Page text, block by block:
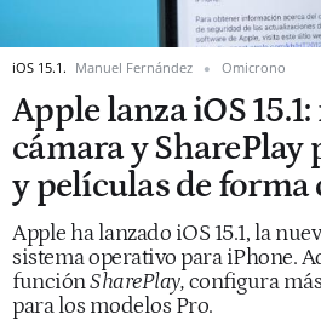
iOS 15.1. Manuel Fernández Omicrono
Apple lanza iOS
cámara y SharePlay
y películas de
Apple ha lanzado iOS 15.1, la
sistema operativo para iPhone.
funciónSharePlay,configura
para los modelos Pro.